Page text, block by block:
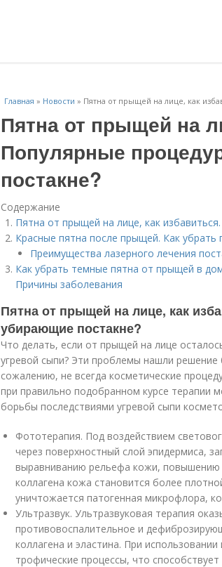
Главная » Новости » Пятна от прыщей на лице, как
Пятна от прыщей на
Популярные
постакне?
Содержание
Пятна от прыщей на лице, как
Красные пятна после прыщей. Как убрать
Преимущества лазерного лечения
Как убрать темные пятна от прыщей в
Причины заболевания
Пятна от прыщей на лице, как
убирающие постакне?
Что делать, если от прыщей на лице
угревой сыпи? Эти проблемы нашли
сожалению, не всегда косметические
при правильно подобранном курсе терапии
борьбы последствиями угревой сыпи
Фототерапия. Под воздействием
через поверхностный слой эпидермиса,
выравниванию рельефа кожи, повышению
коллагена кожа становится более
уничтожается патогенная микрофлора,
Ультразвук. Ультразвуковая терапия
противовоспалительное и
коллагена и эластина. При
трофические процессы, что